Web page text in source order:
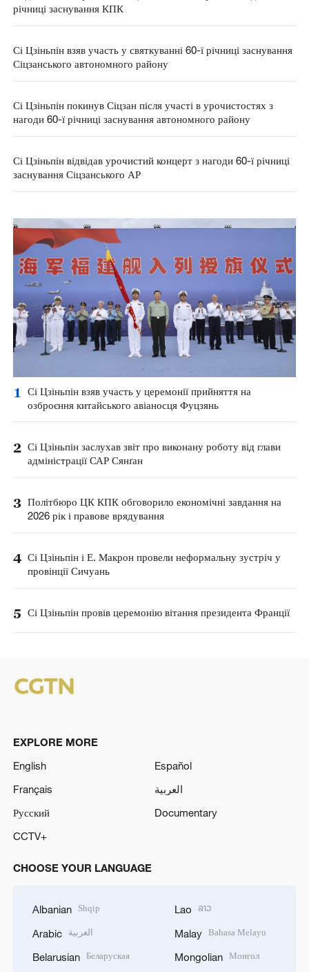
річниці заснування КПК
Сі Цзіньпін взяв участь у святкуванні 60-ї річниці заснування
Сіцзанського автономного району
Сі Цзіньпін покинув Сіцзан після участі в урочистостях з
нагоди 60-ї річниці заснування автономного району
Сі Цзіньпін відвідав урочистий концерт з нагоди 60-ї річниці
заснування Сіцзанського АР
1
Сі Цзіньпін взяв участь у церемонії прийняття на
озброєння китайського авіаносця Фуцзянь
2 Сі Цзіньпін заслухав звіт про виконану роботу від глави
адміністрації САР Сянґан
3 Політбюро ЦК КПК обговорило економічні завдання на
2026 рік і правове врядування
4 Сі Цзіньпін і Е. Макрон провели неформальну зустріч у
провінції Сичуань
5 Сі Цзіньпін провів церемонію вітання президента Франції
EXPLORE MORE
English
Español
Français
العربية
Русский
Documentary
CCTV+
CHOOSE YOUR LANGUAGE
Albanian Shqip
Arabic العربية
Belarusian Беларуская
Lao ລາວ
Malay Bahasa Melayu
Mongolian Монгол